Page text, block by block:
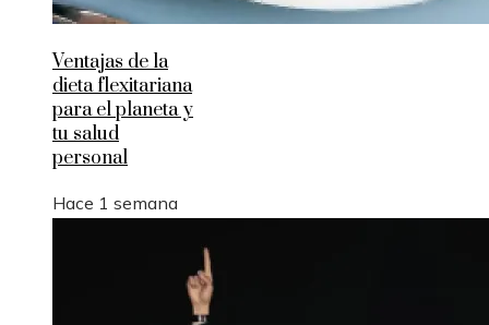
Ventajas de la
dieta flexitariana
para el planeta y
tu salud
personal
Hace 1 semana